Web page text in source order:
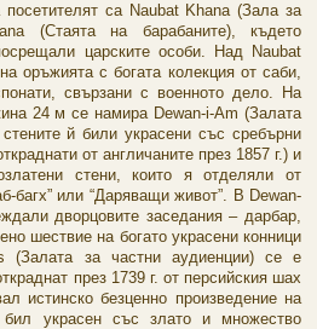
са Naubat Khana (Зала за
(Стаята на барабаните), където
царските особи. Над Naubat
оръжията с богата колекция от саби,
свързани с военното дело. На
24 м се намира Dewan-i-Am (Залата
й били украсени със сребърни
от англичаните през 1857 г.) и
стени, които я отделяли от
багх” или “Даряващи живот”. В Dewan-
дворцовите заседания – дарбар,
шествие на богато украсени конници
(Залата за частни аудиенции) се е
през 1739 г. от персийския шах
истинско безценно произведение на
бил украсен със злато и множество